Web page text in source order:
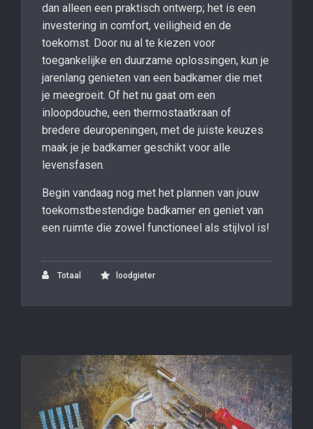
dan alleen een praktisch ontwerp; het is een
investering in comfort, veiligheid en de
toekomst. Door nu al te kiezen voor
toegankelijke en duurzame oplossingen, kun je
jarenlang genieten van een badkamer die met
je meegroeit. Of het nu gaat om een
inloopdouche, een thermostaatkraan of
bredere deuropeningen, met de juiste keuzes
maak je je badkamer geschikt voor alle
levensfasen.
Begin vandaag nog met het plannen van jouw
toekomstbestendige badkamer en geniet van
een ruimte die zowel functioneel als stijlvol is!
Totaal loodgieter